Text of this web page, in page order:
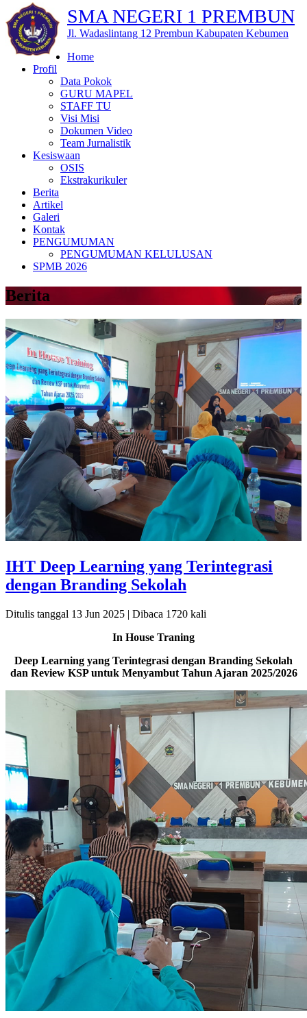
SMA NEGERI 1 PREMBUN
Jl. Wadaslintang 12 Prembun Kabupaten Kebumen
Home
Profil
Data Pokok
GURU MAPEL
STAFF TU
Visi Misi
Dokumen Video
Team Jurnalistik
Kesiswaan
OSIS
Ekstrakurikuler
Berita
Artikel
Galeri
Kontak
PENGUMUMAN
PENGUMUMAN KELULUSAN
SPMB 2026
Berita
IHT Deep Learning yang Terintegrasi
dengan Branding Sekolah
Ditulis tanggal 13 Jun 2025 | Dibaca 1720 kali
In House Traning
Deep Learning yang Terintegrasi dengan Branding Sekolah
dan Review KSP untuk Menyambut Tahun Ajaran 2025/2026